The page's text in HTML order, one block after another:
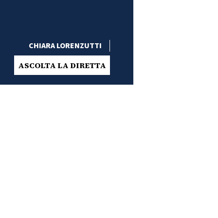
CHIARA LORENZUTTI
ASCOLTA LA DIRETTA